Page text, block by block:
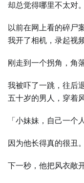
却总觉得哪里不太对。
以前在网上看的碎尸
我开了相机，录起视
刚走到一个拐角，角
我被吓了一跳，往后
五十岁的男人，穿着风
「小妹妹，自己一个
因为他长得真的很丑。
下一秒，他把风衣敞